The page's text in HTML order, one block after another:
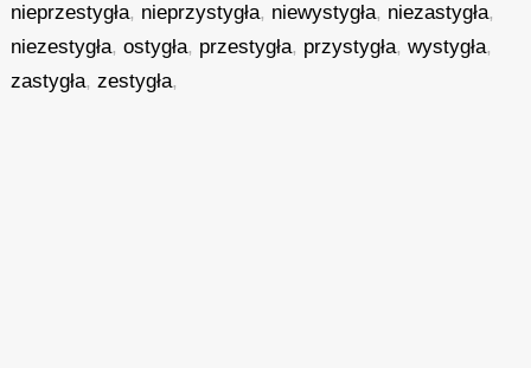
nieprzestygła, nieprzystygła, niewystygła, niezastygła,
niezestygła,ostygła, przestygła, przystygła,wystygła,
zastygła,zestygła,